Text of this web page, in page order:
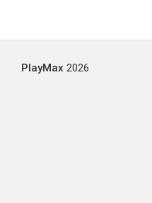
PlayMax 2026